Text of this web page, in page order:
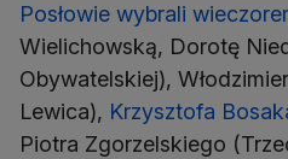
Posłowie wybrali
Wielichowską, Dorotę
Obywatelskiej),
Lewica), Krzysztofa
Piotra Zgorzelskiego